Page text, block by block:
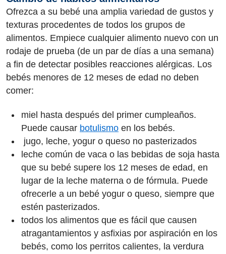
Ofrezca a su bebé una amplia variedad de gustos y
texturas procedentes de todos los grupos de
alimentos. Empiece cualquier alimento nuevo con un
rodaje de prueba (de un par de días a una semana)
a fin de detectar posibles reacciones alérgicas. Los
bebés menores de 12 meses de edad no deben
comer:
miel hasta después del primer cumpleaños.
Puede causar botulismo en los bebés.
jugo, leche, yogur o queso no pasterizados
leche común de vaca o las bebidas de soja hasta
que su bebé supere los 12 meses de edad, en
lugar de la leche materna o de fórmula. Puede
ofrecerle a un bebé yogur o queso, siempre que
estén pasterizados.
todos los alimentos que es fácil que causen
atragantamientos y asfixias por aspiración en los
bebés, como los perritos calientes, la verdura